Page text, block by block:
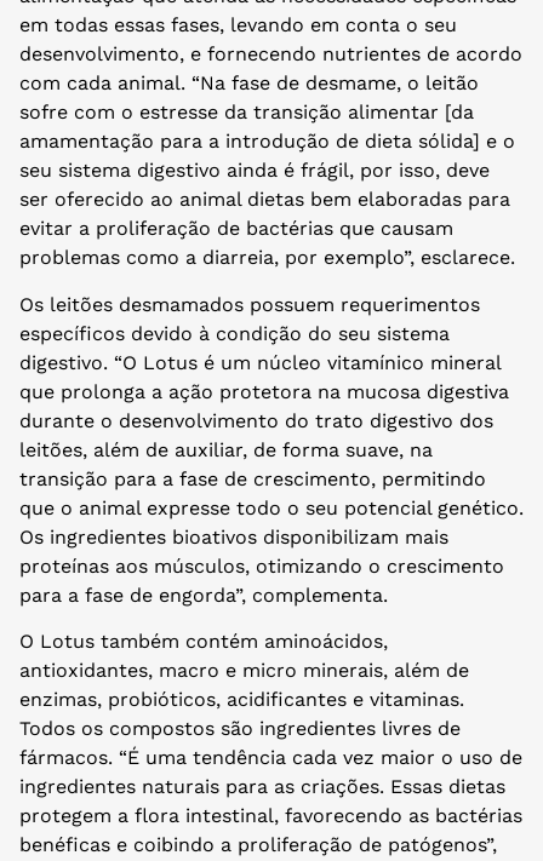
em todas essas fases, levando em conta o seu
desenvolvimento, e fornecendo nutrientes de acordo
com cada animal. “Na fase de desmame, o leitão
sofre com o estresse da transição alimentar [da
amamentação para a introdução de dieta sólida] e o
seu sistema digestivo ainda é frágil, por isso, deve
ser oferecido ao animal dietas bem elaboradas para
evitar a proliferação de bactérias que causam
problemas como a diarreia, por exemplo”, esclarece.
Os leitões desmamados possuem requerimentos
específicos devido à condição do seu sistema
digestivo. “O Lotus é um núcleo vitamínico mineral
que prolonga a ação protetora na mucosa digestiva
durante o desenvolvimento do trato digestivo dos
leitões, além de auxiliar, de forma suave, na
transição para a fase de crescimento, permitindo
que o animal expresse todo o seu potencial genético.
Os ingredientes bioativos disponibilizam mais
proteínas aos músculos, otimizando o crescimento
para a fase de engorda”, complementa.
O Lotus também contém aminoácidos,
antioxidantes, macro e micro minerais, além de
enzimas, probióticos, acidificantes e vitaminas.
Todos os compostos são ingredientes livres de
fármacos. “É uma tendência cada vez maior o uso de
ingredientes naturais para as criações. Essas dietas
protegem a flora intestinal, favorecendo as bactérias
benéficas e coibindo a proliferação de patógenos”,